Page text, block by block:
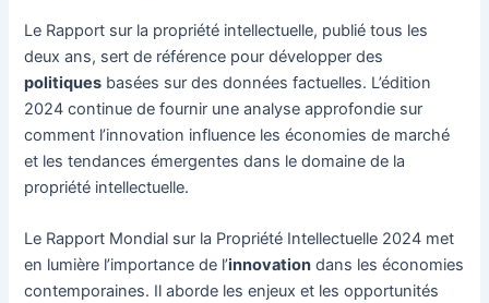
Le Rapport sur la propriété intellectuelle, publié tous les
deux ans, sert de référence pour développer des
politiques basées sur des données factuelles. L’édition
2024 continue de fournir une analyse approfondie sur
comment l’innovation influence les économies de marché
et les tendances émergentes dans le domaine de la
propriété intellectuelle.
Le Rapport Mondial sur la Propriété Intellectuelle 2024 met
en lumière l’importance de l’innovation dans les économies
contemporaines. Il aborde les enjeux et les opportunités